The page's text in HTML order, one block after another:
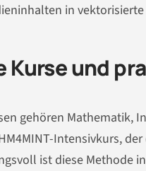
in
Kurse und
gehören Mathematik,
Intensivkurs,
ist diese Methode